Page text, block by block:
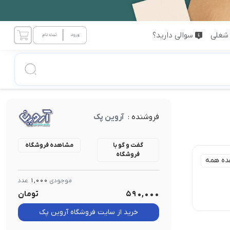
سوالی دارید؟
همه
فروشنده : آروین پک
گفت و گو با
فروشگاه
مشاهده فروشگاه
موجودی 1,000 عدد
590,000 تومان
خرید از سایت فروشگاه آروین پک